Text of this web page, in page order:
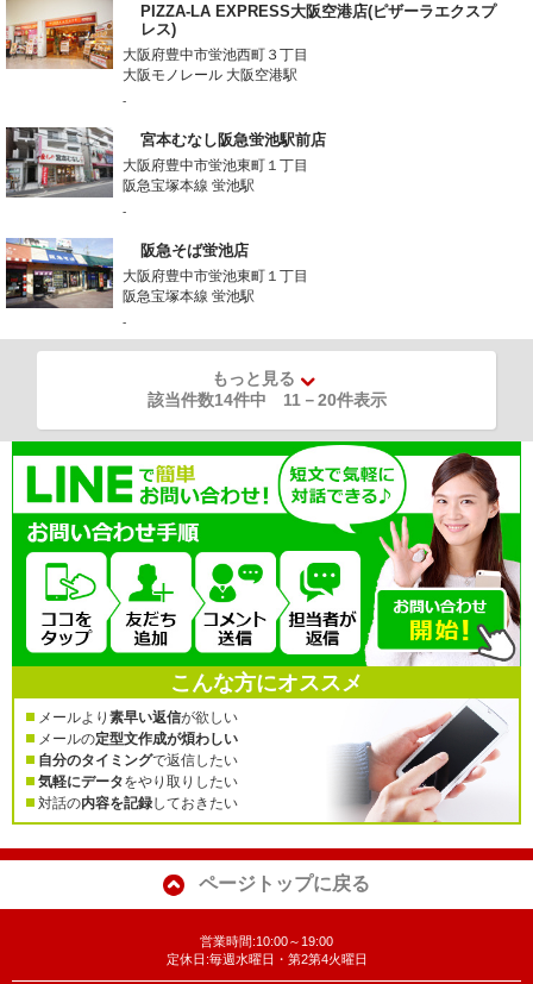
PIZZA-LA EXPRESS大阪空港店(ピザーラエクスプ
レス)
大阪府豊中市蛍池西町３丁目
大阪モノレール 大阪空港駅
-
宮本むなし阪急蛍池駅前店
大阪府豊中市蛍池東町１丁目
阪急宝塚本線 蛍池駅
-
阪急そば蛍池店
大阪府豊中市蛍池東町１丁目
阪急宝塚本線 蛍池駅
-
もっと見る
該当件数14件中 11－20件表示
こんな方にオススメ
メールより 素早い返信が欲しい
メールの定型文作成が煩わしい
自分のタイミングで返信したい
気軽にデータをやり取りしたい
対話の内容を記録しておきたい
ページトップに戻る
営業時間:10:00～19:00
定休日:毎週水曜日・第2第4火曜日